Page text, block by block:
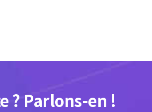
? Parlons-en !